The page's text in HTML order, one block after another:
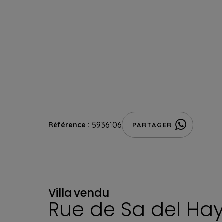
Référence : 5936106 PARTAGER
Villavendu
Rue de Sa del